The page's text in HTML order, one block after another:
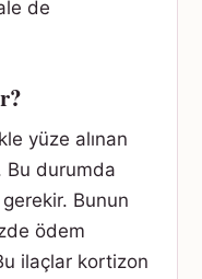
de
yüze alınan
Bu durumda
Bunun
ödem
ilaçlar kortizon